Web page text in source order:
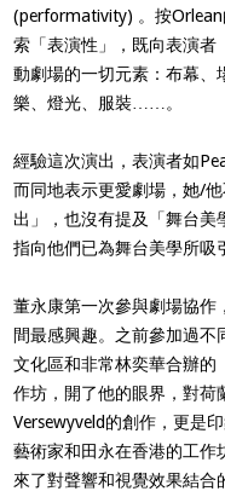
(performativity) 。按
索「表演性」，既向表演者
動劇場的一切元素：布幕、
樂、燈光、服裝……。
經驗這次演出，表演者如
而同地表示更愛劇場，她/
出」，也沒有提及「舞台美
指向他們已為舞台美學所吸
董永康第一次參與劇場協作
間最感興趣。之前參加過不
文化區和非常林奕華合辦的
作坊，開了他的眼界，對荷
Versewyveld的創作，更是
藝術家和田永在香港的工作
來了對聲響和視覺效果結合